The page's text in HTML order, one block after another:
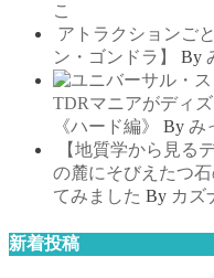
こ
アトラクションご
ン・ゴンドラ】
By
TDRマニアがディ
《ハード編》
By み
【地質学から見る
の麓にそびえたつ
てみました By カズ
新着投稿